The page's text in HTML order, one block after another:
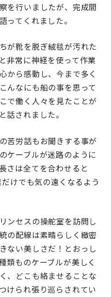
を行いましたが、完成間
ってくれました。
が靴を脱ぎ絨毯が汚れた
非常に神経を使って作業
から感動し、今まで多く
んなにも船の事を思って
で働く人々を見たことが
話されました。
苦労話もお聞きする事が
ケーブルが迷路のように
さは全てを合わせると
けでも気の遠くなるよう
ンセスの操舵室を訪問し
の配線は素晴らしく緻密
ない美しさだ！とおっし
類ものケーブルが美しく
、どこも絡ませることな
けられ張り巡らされてい